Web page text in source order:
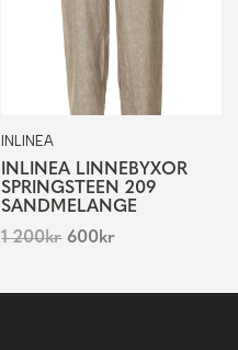
INLINEA
INLINEA LINNEBYXOR
SPRINGSTEEN 209
SANDMELANGE
1 200kr 600kr